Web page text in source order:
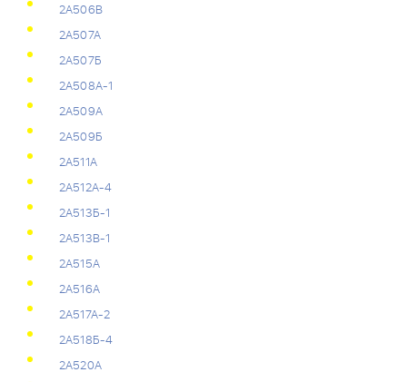
2А506В
2А507А
2А507Б
2А508А-1
2А509А
2А509Б
2А511А
2А512А-4
2А513Б-1
2А513В-1
2А515А
2А516А
2А517А-2
2А518Б-4
2А520А